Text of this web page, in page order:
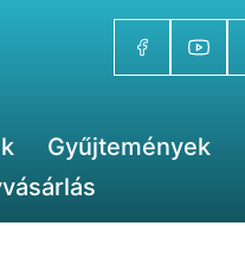
Gyűjtemények